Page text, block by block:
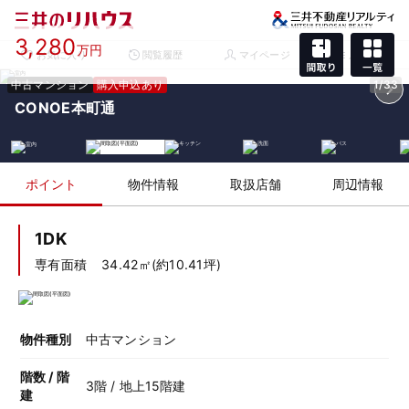
お気に入り 閲覧履歴 マイページ メニュー
中古マンション 購入申込あり 1/33
3,280万円
CONOE本町通
ポイント 物件情報 取扱店舗 周辺情報
1DK
専有面積 34.42㎡(約10.41坪)
物件種別 中古マンション
階数 / 階
建
3階 / 地上15階建